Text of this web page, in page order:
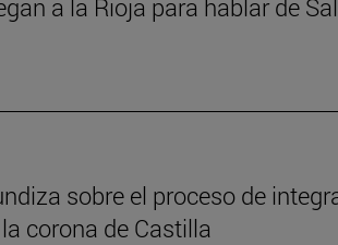
a la Rioja para hablar de
sobre el proceso de
corona de Castilla